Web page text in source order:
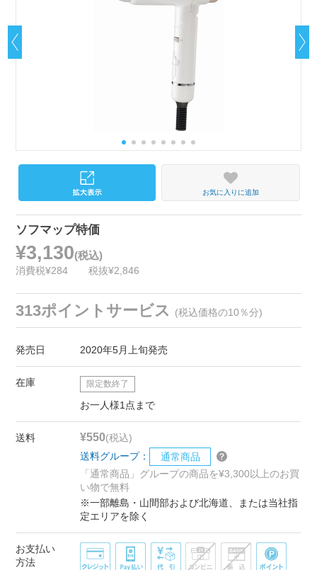
お気に入りに追加
ソフマップ特価
¥3,130(税込)
消費税¥284 税抜¥2,846
313ポイントサービス (税込価格の10％分)
発売日 2020年5月上旬発売
在庫 限定数終了
お一人様1点まで
送料 ¥550(税込)
送料グループ：
通常商品
「通常商品」グループの商品を¥3,300以上のお買
い物で無料
※一部離島・山間部および北海道、または当社指
定エリアを除く
お支払い
方法